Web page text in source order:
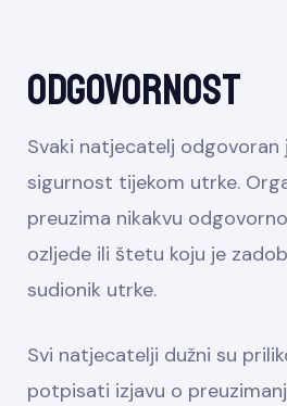
Odgovornost
Svaki natjecatelj odgovoran
sigurnost tijekom utrke.
preuzima nikakvu
ozljede ili štetu koju je
sudionik utrke.
Svi natjecatelji dužni su
potpisati izjavu o